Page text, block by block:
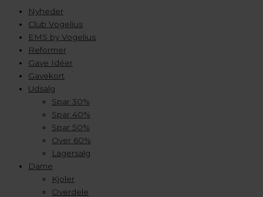
Nyheder
Club Vogelius
EMS by Vogelius
Reformer
Gave Idéer
Gavekort
Udsalg
Spar 30%
Spar 40%
Spar 50%
Over 60%
Lagersalg
Dame
Kjoler
Overdele